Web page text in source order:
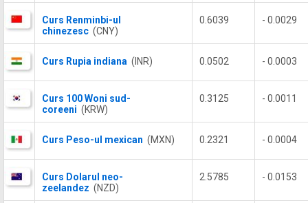
Curs Renminbi-ul
chinezesc (CNY)
0.6039 - 0.0029
Curs Rupia indiana (INR) 0.0502 - 0.0003
Curs 100 Woni sud-
coreeni (KRW)
0.3125 - 0.0011
Curs Peso-ul mexican (MXN) 0.2321 - 0.0004
Curs Dolarul neo-
zeelandez (NZD)
2.5785 - 0.0153